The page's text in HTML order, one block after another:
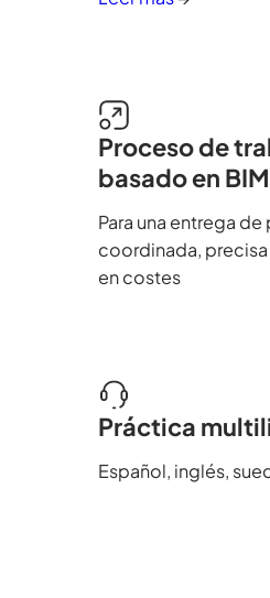
Proceso de
basado en BIM
Para una entrega
coordinada,
en costes
Práctica
Español, inglés,